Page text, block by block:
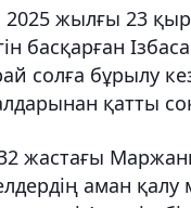
2025 жылғы 23
басқарған
солға бұрылу
қатты
жастағы
аман қалу